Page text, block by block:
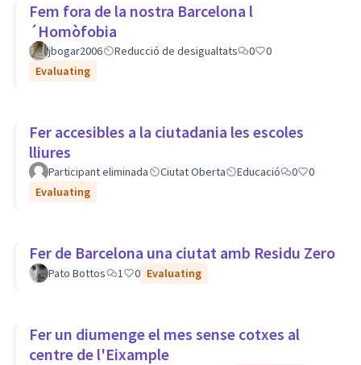
Fem fora de la nostra Barcelona l
´Homòfobia
jbogar2006 Reducció de desigualtats 0
0
Evaluating
Fer accesibles a la ciutadania les escoles
lliures
Participant eliminada Ciutat Oberta Educació 0
0
Evaluating
Fer de Barcelona una ciutat amb Residu Zero
Pato Bottos 1 0 Evaluating
Fer un diumenge el mes sense cotxes al
centre de l'Eixample